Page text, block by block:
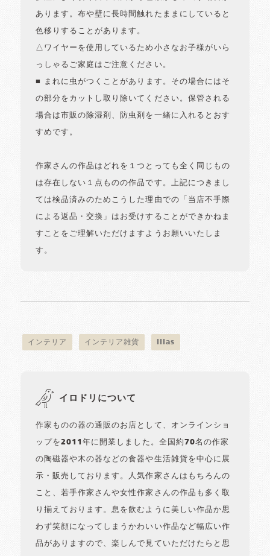
あります。布や壁に長時間触れたままにしていると
色移りすることがあります。
△ワイヤーを使用しているため小さなお子様がいら
っしゃるご家庭はご注意ください。
■ まれに虫がつくことがあります。その場合にはそ
の部分をカットし取り除いてください。保管される
場合は市販の除湿剤、防虫剤を一緒に入れるとおす
すめです。
作家さんの作品はどれを１つとっても全く同じもの
は存在しない１点ものの作品です。上記につきまし
ては検品済みのためこうした理由での「当店不手際
による返品・交換」はお受けすることができかねま
すことをご理解いただけますようお願いいたしま
す。
インテリア インテリア雑貨 lilas
イロドリについて
作家ものの器の通販のお店として、オンラインショ
ップを2011年に開業しました。全国約70名の作家
の陶磁器や木の器などの食器や生活雑貨を中心に展
示・販売しております。人気作家さんはもちろんの
こと、若手作家さんや女性作家さんの作品も多く取
り揃えております。息を飲むように美しい作品か思
わず笑顔になってしまうかわいい作品など幅広い作
品がありますので、楽しんで見ていただけたらと思